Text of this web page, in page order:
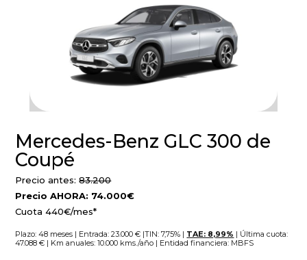
Mercedes-Benz GLC 300 de
Coupé
Precio antes:83.200
Precio AHORA: 74.000€
Cuota 440€/mes*
Plazo: 48 meses | Entrada: 23.000 € |TIN: 7,75% | TAE: 8,99% | Última cuota:
47.088 € | Km anuales: 10.000 kms./año | Entidad financiera: MBFS